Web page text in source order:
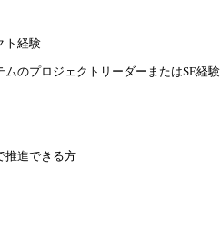
ト経験
のプロジェクトリーダーまたはSE経験
推進できる方